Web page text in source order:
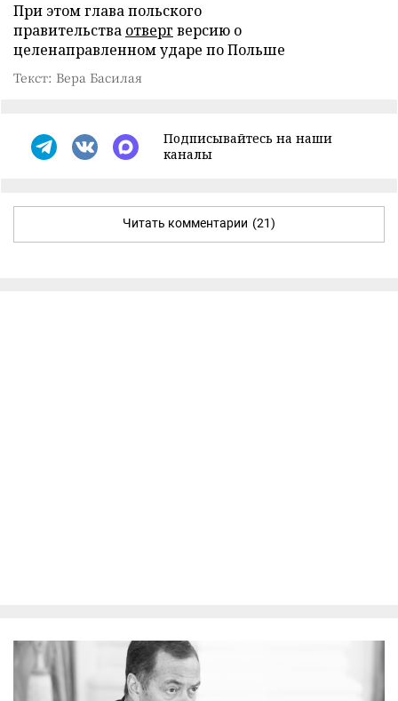
При этом глава польского
правительства отверг версию о
целенаправленном ударе по Польше
Текст: Вера Басилая
Подписывайтесь на наши
каналы
Читать комментарии (21)